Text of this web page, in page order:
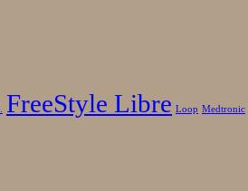
FreeStyle Libre Loop Medtronic